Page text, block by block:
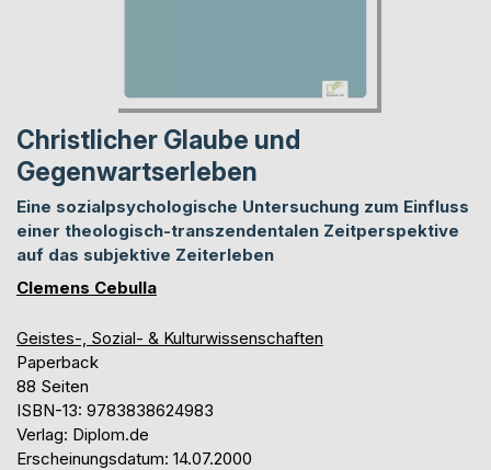
Christlicher Glaube und
Gegenwartserleben
Eine sozialpsychologische Untersuchung zum Einfluss
einer theologisch-transzendentalen Zeitperspektive
auf das subjektive Zeiterleben
Clemens Cebulla
Geistes-, Sozial- & Kulturwissenschaften
Paperback
88 Seiten
ISBN-13: 9783838624983
Verlag: Diplom.de
Erscheinungsdatum: 14.07.2000